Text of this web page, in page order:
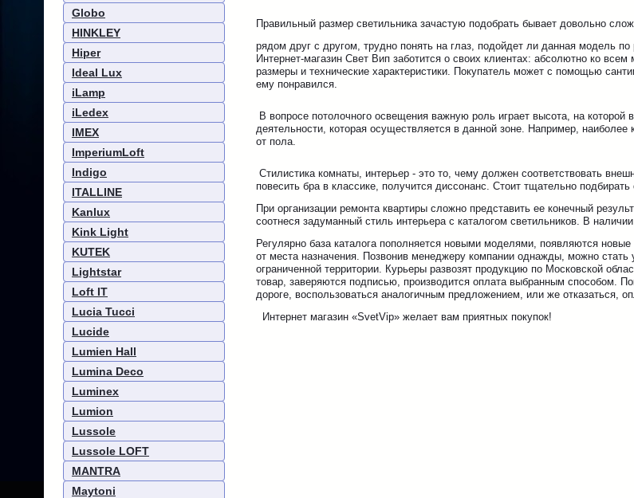
Globo
HINKLEY
Hiper
Ideal Lux
iLamp
iLedex
IMEX
ImperiumLoft
Indigo
ITALLINE
Kanlux
Kink Light
KUTEK
Lightstar
Loft IT
Lucia Tucci
Lucide
Lumien Hall
Lumina Deco
Luminex
Lumion
Lussole
Lussole LOFT
MANTRA
Maytoni
Правильный размер светильника зачастую подобрать бывает довольно
рядом друг с другом, трудно понять на глаз, подойдет ли данная модель
Интернет-магазин Свет Вип заботится о своих клиентах: абсолютно ко
размеры и технические характеристики. Покупатель может с помощью
ему понравился.
В вопросе потолочного освещения важную роль играет высота, на
деятельности, которая осуществляется в данной зоне. Например,
от пола.
Стилистика комнаты, интерьер - это то, чему должен соответствовать
повесить бра в классике, получится диссонанс. Стоит тщательно
При организации ремонта квартиры сложно представить ее конечный
соотнеся задуманный стиль интерьера с каталогом светильников. В
Регулярно база каталога пополняется новыми моделями, появляются новые
от места назначения. Позвонив менеджеру компании однажды, можно стать
ограниченной территории. Курьеры развозят продукцию по Московской
товар, заверяются подписью, производится оплата выбранным способом.
дороге, воспользоваться аналогичным предложением, или же отказаться,
Интернет магазин «SvetVip» желает вам приятных покупок!